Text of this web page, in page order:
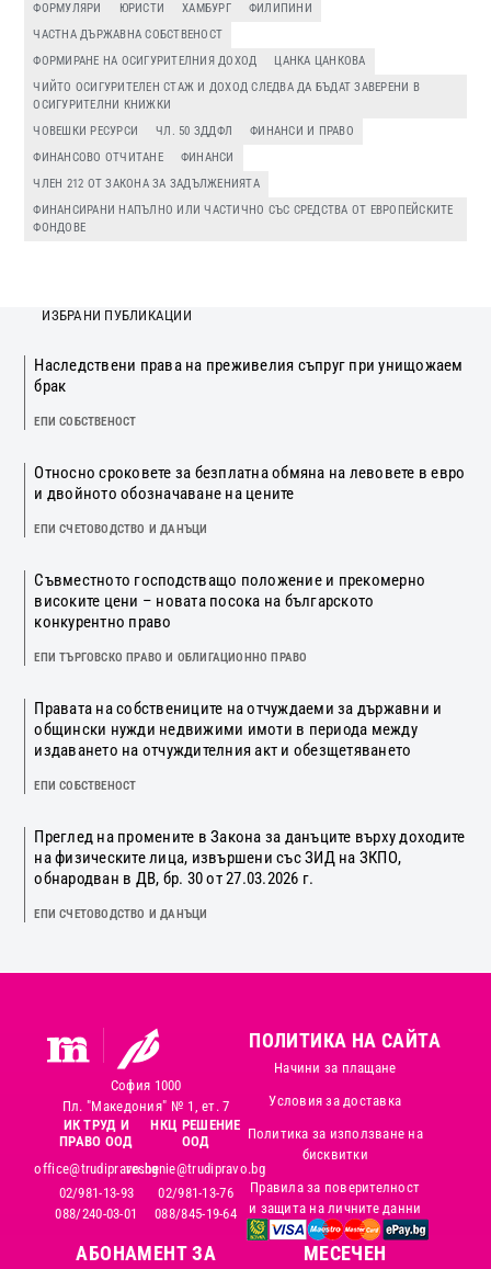
ФОРМУЛЯРИ ЮРИСТИ ХАМБУРГ
ФИЛИПИНИ
ЧАСТНА ДЪРЖАВНА СОБСТВЕНОСТ
ФОРМИРАНЕ НА ОСИГУРИТЕЛНИЯ ДОХОД
ЦАНКА ЦАНКОВА
ЧИЙТО ОСИГУРИТЕЛЕН СТАЖ И ДОХОД СЛЕДВА ДА БЪДАТ ЗАВЕРЕНИ В
ОСИГУРИТЕЛНИ КНИЖКИ
ЧОВЕШКИ РЕСУРСИ
ЧЛ. 50 ЗДДФЛ
ФИНАНСИ И ПРАВО
ФИНАНСОВО ОТЧИТАНЕ
ФИНАНСИ
ЧЛЕН 212 ОТ ЗАКОНА ЗА ЗАДЪЛЖЕНИЯТА
ФИНАНСИРАНИ НАПЪЛНО ИЛИ ЧАСТИЧНО СЪС СРЕДСТВА ОТ ЕВРОПЕЙСКИТЕ
ФОНДОВЕ
ИЗБРАНИ ПУБЛИКАЦИИ
Наследствени права на преживелия съпруг при унищожаем
брак
ЕПИ СОБСТВЕНОСТ
Относно сроковете за безплатна обмяна на левовете в евро
и двойното обозначаване на цените
ЕПИ СЧЕТОВОДСТВО И ДАНЪЦИ
Съвместното господстващо положение и прекомерно
високите цени – новата посока на българското
конкурентно право
ЕПИ ТЪРГОВСКО ПРАВО И ОБЛИГАЦИОННО ПРАВО
Правата на собствениците на отчуждаеми за държавни и
общински нужди недвижими имоти в периода между
издаването на отчуждителния акт и обезщетяването
ЕПИ СОБСТВЕНОСТ
Преглед на промените в Закона за данъците върху доходите
на физическите лица, извършени със ЗИД на ЗКПО,
обнародван в ДВ, бр. 30 от 27.03.2026 г.
ЕПИ СЧЕТОВОДСТВО И ДАНЪЦИ
София 1000
Пл. "Македония" № 1, ет. 7
ИК ТРУД И
ПРАВО ООД
office@trudipravo.bg
02/981-13-93
088/240-03-01
НКЦ РЕШЕНИЕ
ООД
reshenie@trudipravo.bg
02/981-13-76
088/845-19-64
ПОЛИТИКА НА САЙТА
Начини за плащане
Условия за доставка
Политика за използване на
бисквитки
Правила за поверителност
и защита на личните данни
АБОНАМЕНТ ЗА
MЕСЕЧЕН